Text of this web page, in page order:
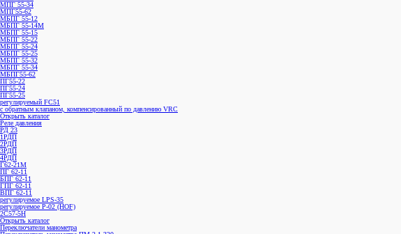
МПГ 55-34
МПГ55-62
МБПГ 55-12
МБПГ 55-14М
МБПГ 55-15
МБПГ 55-22
МБПГ 55-24
МБПГ 55-25
МБПГ 55-32
МБПГ 55-34
МБПГ55-62
ПГ55-22
ПГ55-24
ПГ55-25
регулируемый FC51
с обратным клапаном, компенсированный по давлению VRC
Открыть каталог
Реле давления
РД 23
1РДП
2РДП
3РДП
4РДП
Г62-21М
ПГ 62-11
БПГ 62-11
ГПГ 62-11
ВПГ 62-11
регулируемое LPS-35
регулируемое P-02 (HOF)
2С57-5Н
Открыть каталог
Переключатели манометра